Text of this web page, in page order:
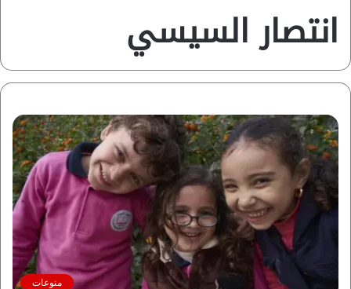
انتصار السيسي
منوعات